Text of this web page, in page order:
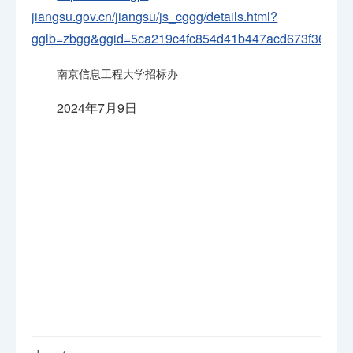
jiangsu.gov.cn/jiangsu/js_cggg/details.html?
gglb=zbgg&ggid=5ca219c4fc854d41b447acd673f36f56
南京信息工程大学招标办
2024年7月9日